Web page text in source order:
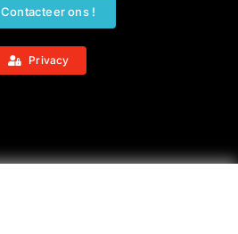
Contacteer ons !
Privacy